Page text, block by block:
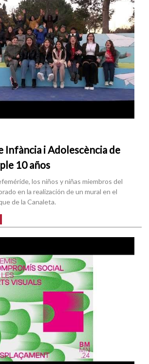
Infància i Adolescència de
10 años
los niños y niñas miembros del
en la realización de un mural en el
de la Canaleta.